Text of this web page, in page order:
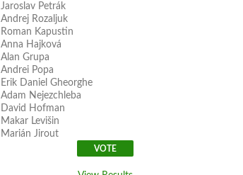
Jaroslav Petrák
Andrej Rozaljuk
Roman Kapustin
Anna Hajková
Alan Grupa
Andrei Popa
Erik Daniel Gheorghe
Adam Nejezchleba
David Hofman
Makar Levišin
Marián Jirout